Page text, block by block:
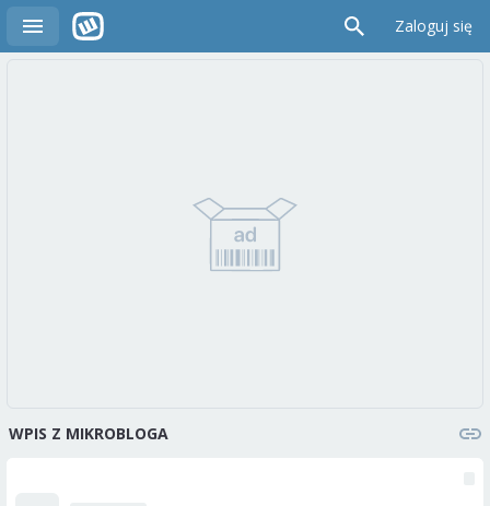
Zaloguj się
WPIS Z MIKROBLOGA